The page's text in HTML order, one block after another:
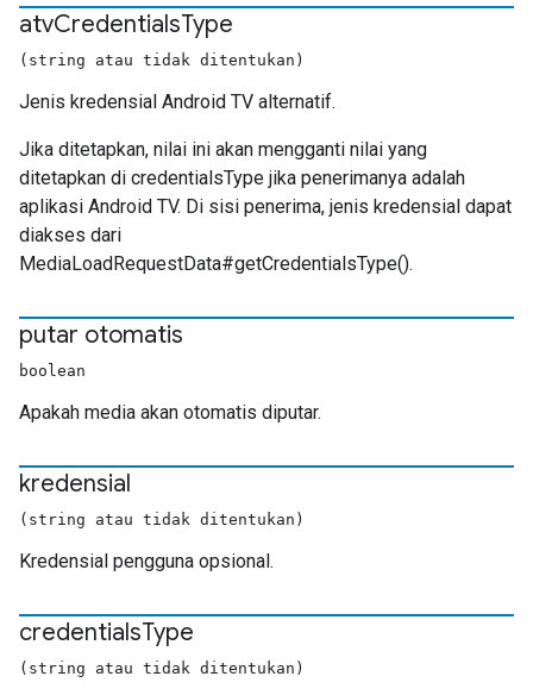
atvCredentialsType
(string atau tidak ditentukan)
Jenis kredensial Android TV alternatif.
Jika ditetapkan, nilai ini akan mengganti nilai yang
ditetapkan di credentialsType jika penerimanya adalah
aplikasi Android TV. Di sisi penerima, jenis kredensial dapat
diakses dari
MediaLoadRequestData#getCredentialsType().
putar otomatis
boolean
Apakah media akan otomatis diputar.
kredensial
(string atau tidak ditentukan)
Kredensial pengguna opsional.
credentialsType
(string atau tidak ditentukan)